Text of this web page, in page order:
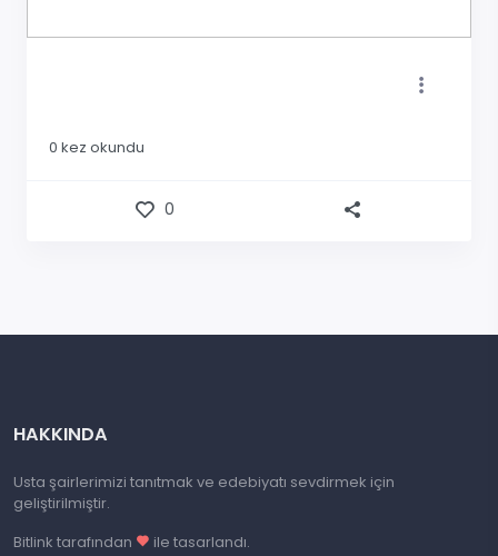
0 kez okundu
0
HAKKINDA
Usta şairlerimizi tanıtmak ve edebiyatı sevdirmek için
geliştirilmiştir.
Bitlink tarafından
ile tasarlandı.